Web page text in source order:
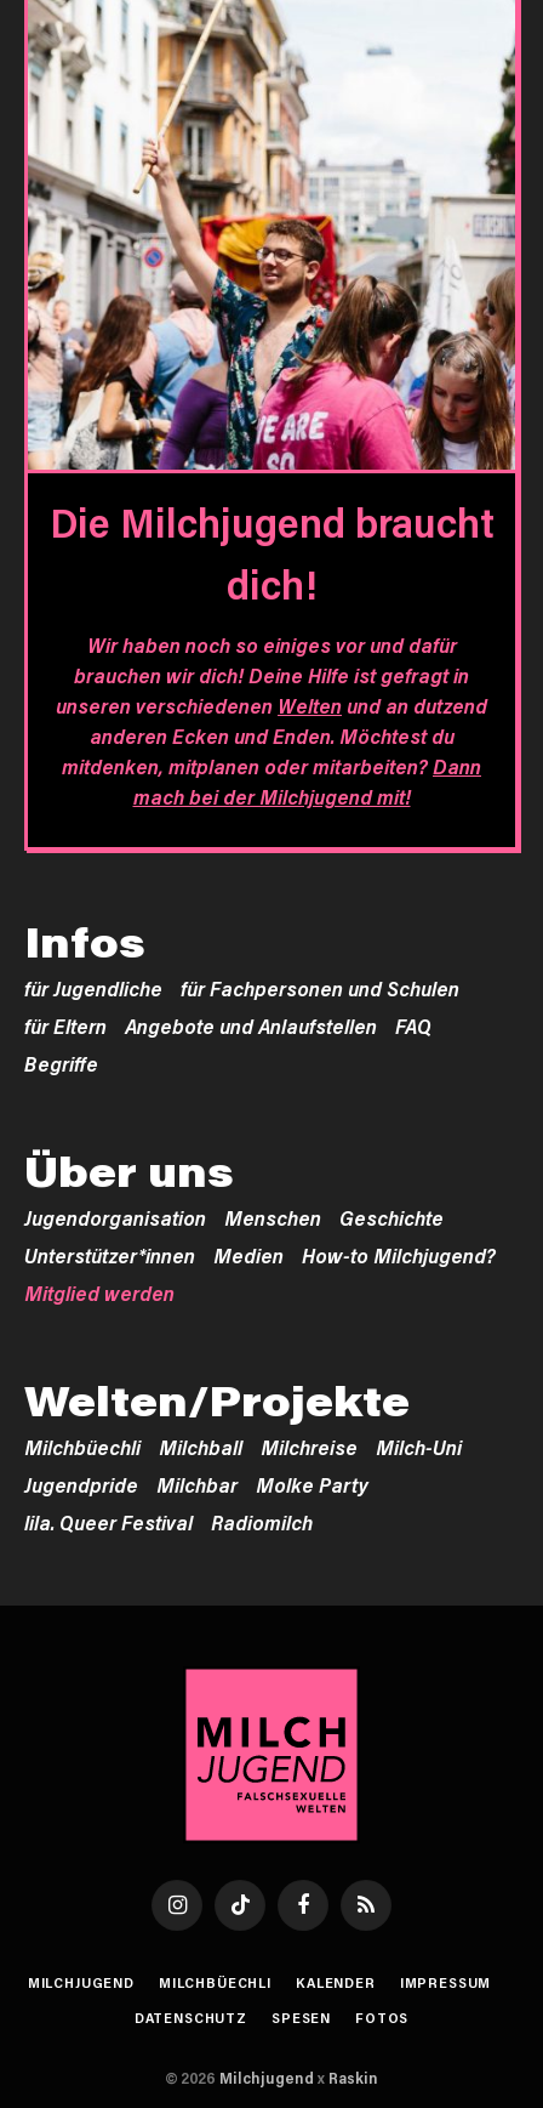
Die Milchjugend braucht
dich!
Wir haben noch so einiges vor und dafür
brauchen wir dich! Deine Hilfe ist gefragt in
unseren verschiedenen Weltenund an dutzend
anderen Ecken und Enden. Möchtest du
mitdenken, mitplanen oder mitarbeiten?Dann
mach bei der Milchjugend mit!
Infos
für Jugendliche
für Fachpersonen und Schulen
für Eltern
Angebote und Anlaufstellen
FAQ
Begriffe
Über uns
Jugendorganisation Menschen
Geschichte
Unterstützer*innen
Medien
How-to Milchjugend?
Mitglied werden
Welten/Projekte
Milchbüechli Milchball Milchreise
Milch-Uni
Jugendpride
Milchbar
Molke Party
lila. Queer Festival
Radiomilch
InstagramTikTok FacebookRSS
MILCHJUGEND MILCHBÜECHLI KALENDER
IMPRESSUM
DATENSCHUTZ
SPESEN FOTOS
© 2026 Milchjugend x Raskin